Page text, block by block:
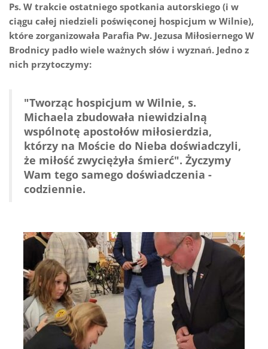
Ps. W trakcie ostatniego spotkania autorskiego (i w
ciągu całej niedzieli poświęconej hospicjum w Wilnie),
które zorganizowała Parafia Pw. Jezusa Miłosiernego W
Brodnicy padło wiele ważnych słów i wyznań. Jedno z
nich przytoczymy:
"Tworząc hospicjum w Wilnie, s.
Michaela zbudowała niewidzialną
wspólnotę apostołów miłosierdzia,
którzy na Moście do Nieba doświadczyli,
że miłość zwyciężyła śmierć". Życzymy
Wam tego samego doświadczenia -
codziennie.